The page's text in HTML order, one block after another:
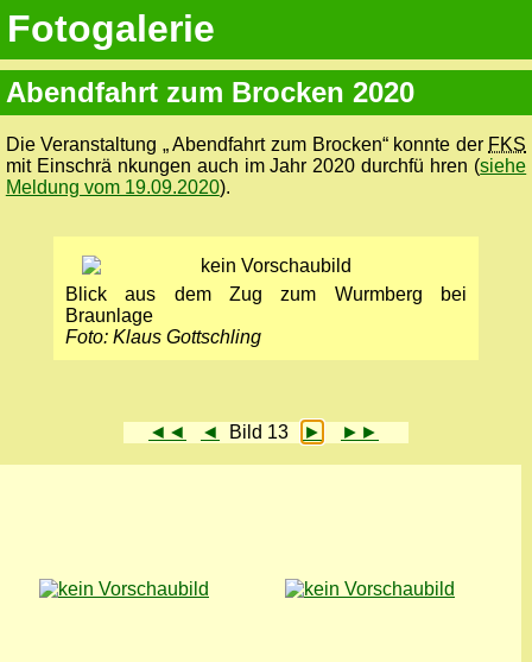
Fotogalerie
Abendfahrt zum Brocken 2020
Die Veranstaltung „ Abendfahrt zum Brocken“ konnte der FKS
mit Einschrä nkungen auch im Jahr 2020 durchfü hren (siehe
Meldung vom 19.09.2020).
Blick aus dem Zug zum Wurmberg bei
Braunlage
Foto: Klaus Gottschling
◄◄ ◄ Bild 13 ► ►►